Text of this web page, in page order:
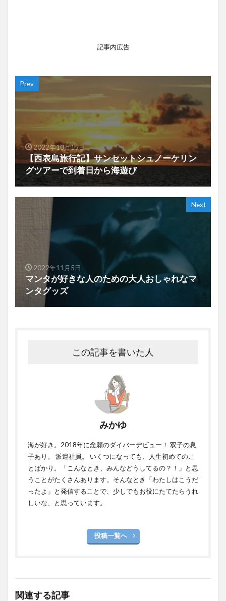
記事内広告
Prev
2022年10月15日
【西表島旅行記】サンセットシュノーケリン
グツアーで到着日から海遊び
Next
2022年11月5日
マンタが好きな人のための大人おしゃれなマ
ンタグッズ
この記事を書いた人
みかゆ
海が好き。2018年に念願のダイバーデビュー！ 双子の息
子あり。 派遣社員。 いくつになっても、人生初めてのこ
とばかり。「こんなとき、みんなどうしてるの？！」と思
うことがたくさんあります。そんなとき「わたしはこうだ
ったよ」と発信することで、少しでもお役にたてたらうれ
しいな、と思っています。
投稿一覧へ
関連する記事